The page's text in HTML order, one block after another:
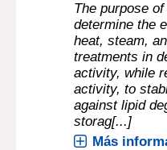
The purpose
determine the
heat, steam,
treatments in
activity, while
activity, to
against lipid
storag[...]
Más